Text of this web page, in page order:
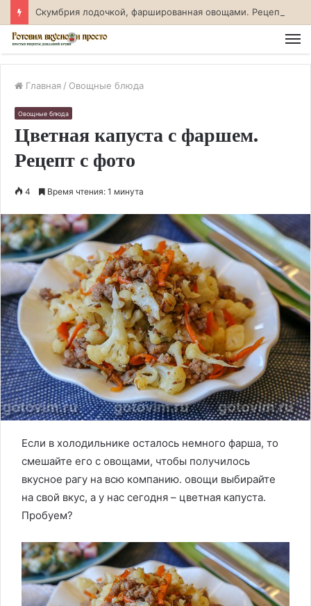
Главная / Овощные блюда
Овощные блюда
Цветная капуста с фаршем.
Рецепт с фото
4 Время чтения: 1 минута
Если в холодильнике осталось немного фарша, то
смешайте его с овощами, чтобы получилось
вкусное рагу на всю компанию. овощи выбирайте
на свой вкус, а у нас сегодня – цветная капуста.
Пробуем?